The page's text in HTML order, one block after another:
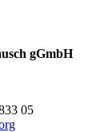
gGmbH
05